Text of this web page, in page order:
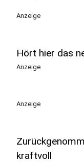
Anzeige
Hört hier das
Anzeige
Anzeige
kraftvoll